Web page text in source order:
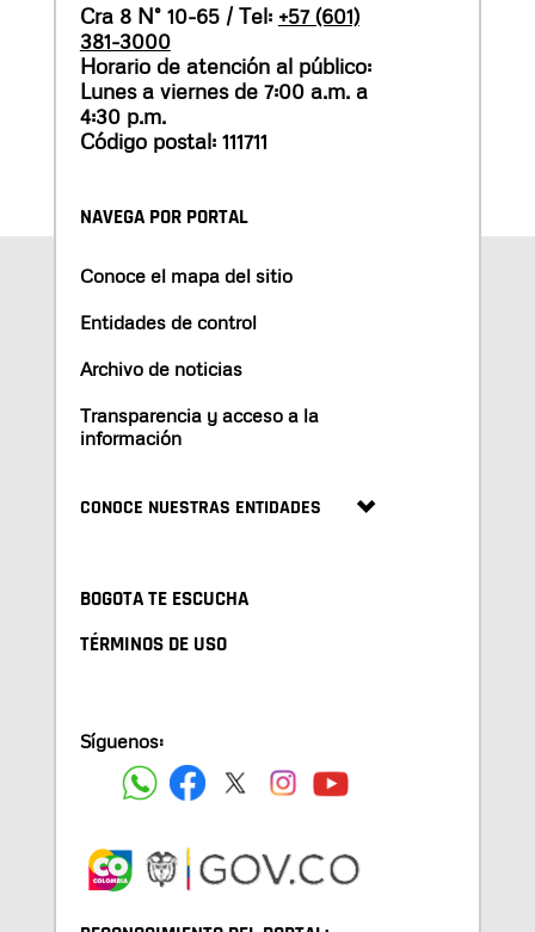
Cra 8 N° 10-65 / Tel: +57 (601)
381-3000
Horario de atención al público:
Lunes a viernes de 7:00 a.m. a
4:30 p.m.
Código postal: 111711
NAVEGA POR PORTAL
Conoce el mapa del sitio
Entidades de control
Archivo de noticias
Transparencia y acceso a la
información
CONOCE NUESTRAS ENTIDADES
BOGOTA TE ESCUCHA
TÉRMINOS DE USO
Síguenos: